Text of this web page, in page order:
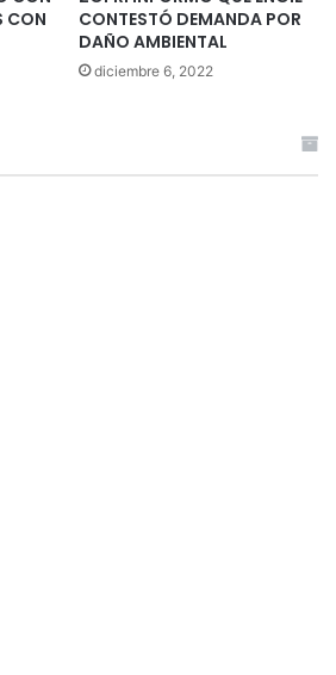
CON
CONTESTÓ DEMANDA POR
DAÑO AMBIENTAL
diciembre 6, 2022